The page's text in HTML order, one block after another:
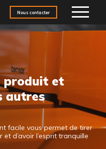
Nous contacter
produit et
autres
facile vous permet de tirer
d’avoir l’esprit tranquille